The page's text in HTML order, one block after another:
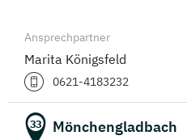
Ansprechpartner
Marita Königsfeld
0621-4183232
33 Mönchengladbach